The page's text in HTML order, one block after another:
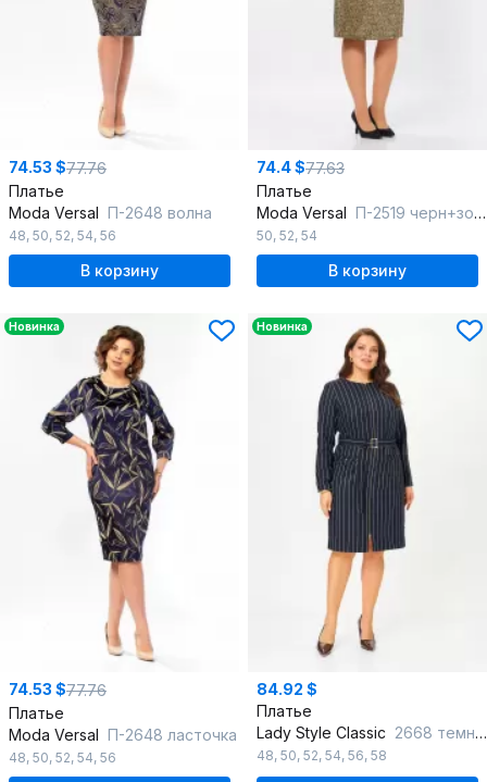
74.53 $77.76
Платье
Moda Versal П-2648 волна
48, 50, 52, 54, 56
В корзину
74.4 $77.63
Платье
Moda Versal П-2519 черн+золото
50, 52, 54
В корзину
Новинка
74.53 $77.76
Платье
Moda Versal П-2648 ласточка
48, 50, 52, 54, 56
Новинка
84.92 $
Платье
Lady Style Classic 2668 темно-синий
48, 50, 52, 54, 56, 58